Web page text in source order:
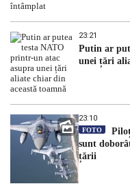
23:21
Putin ar
unei țări
23:10
FOTO
sunt
țării